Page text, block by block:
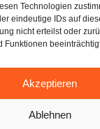
Technologien
eindeutige IDs auf
nicht erteilst oder
Funktionen
Akzeptieren
Ablehnen
Impressum
Datenschutzerklärung